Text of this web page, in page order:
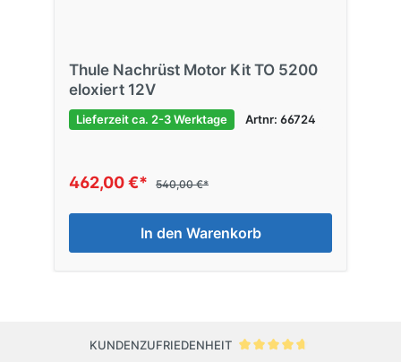
Thule Nachrüst Motor Kit TO 5200
eloxiert 12V
Lieferzeit ca. 2-3 Werktage Artnr: 66724
462,00 €* 540,00 €*
In den Warenkorb
KUNDENZUFRIEDENHEIT